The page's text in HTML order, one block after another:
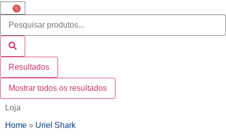
0
Resultados
Mostrar todos os resultados
Loja
Home » Uriel Shark